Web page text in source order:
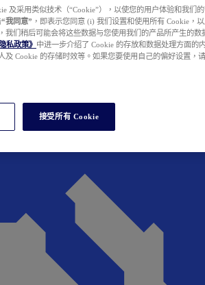
及采用类似技术（“Cookie”），以使您的用户体验和我们
“我同意” ，即表示您同意 (i) 我们设置和使用所有 Cookie，
我们稍后可能会将这些数据与您使用我们的产品所产生的数
隐私政策》 中进一步介绍了 Cookie 的存放和数据处理方面的
Cookie 的存储时效等。如果您要使用自己的偏好设置，
接受所有 Cookie